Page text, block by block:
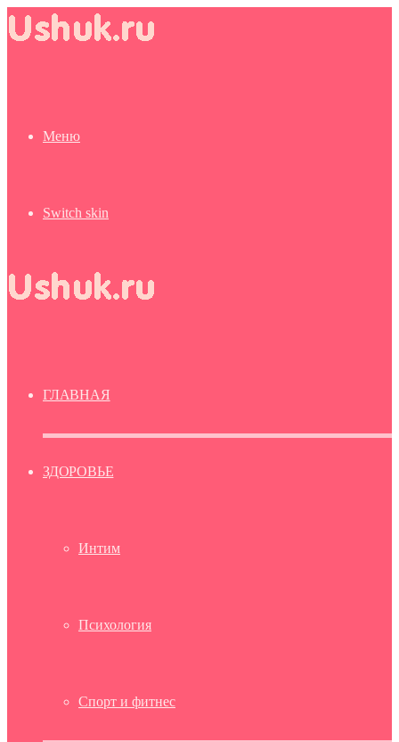
Меню
Switch skin
ГЛАВНАЯ
ЗДОРОВЬЕ
Интим
Психология
Спорт и фитнес